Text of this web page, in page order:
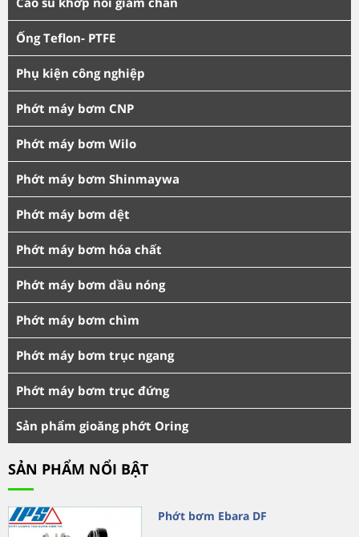
Ống Teflon- PTFE
Phụ kiện công nghiệp
Phớt máy bơm CNP
Phớt máy bơm Wilo
Phớt máy bơm Shinmaywa
Phớt máy bơm dệt
Phớt máy bơm hóa chất
Phớt máy bơm dầu nóng
Phớt máy bơm chìm
Phớt máy bơm trục ngang
Phớt máy bơm trục đứng
Sản phẩm gioăng phớt Oring
SẢN PHẨM NỔI BẬT
Phớt bơm Ebara DF